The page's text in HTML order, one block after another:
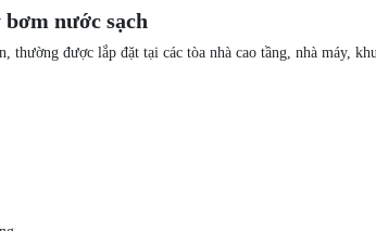
nước sạch
thường được lắp đặt tại các tòa nhà cao tầng, nhà máy,